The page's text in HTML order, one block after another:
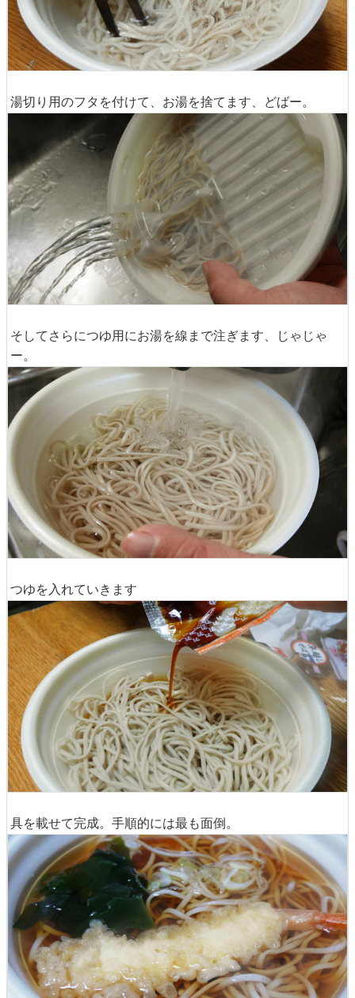
湯切り用のフタを付けて、お湯を捨てます、どばー。
そしてさらにつゆ用にお湯を線まで注ぎます、じゃじゃ
ー。
つゆを入れていきます
具を載せて完成。手順的には最も面倒。